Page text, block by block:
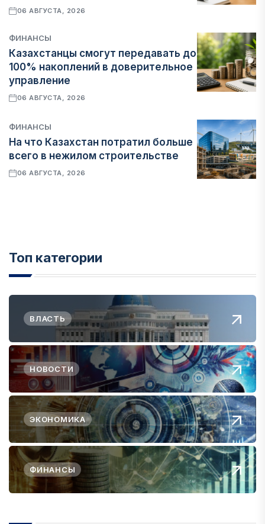
06 АВГУСТА, 2026
ФИНАНСЫ
Казахстанцы смогут передавать до
100% накоплений в доверительное
управление
06 АВГУСТА, 2026
ФИНАНСЫ
На что Казахстан потратил больше
всего в нежилом строительстве
06 АВГУСТА, 2026
Топ категории
ВЛАСТЬ
НОВОСТИ
ЭКОНОМИКА
ФИНАНСЫ